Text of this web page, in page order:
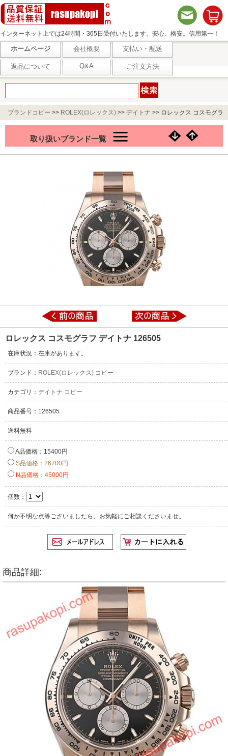
インターネット上では24時間・365日受付いたします。安心、格安。信用第一！
ホームページ 会社概要 支払い・配送
返品について Q&A ご注文方法
ブランドコピー >> ROLEX(ロレックス) >> デイトナ >> ロレックス コスモグラ
取り扱いブランド一覧
ロレックス コスモグラフ デイトナ 126505
在庫状況：在庫があります。
ブランド： ROLEX(ロレックス) コピー
カテゴリ： デイトナ コピー
商品番号：126505
送料無料
A品価格：15400円
S品価格：26700円
N品価格：45000円
個数：
何か不明な点等ございましたら、お気軽にご相談くださいませ。
商品詳細: